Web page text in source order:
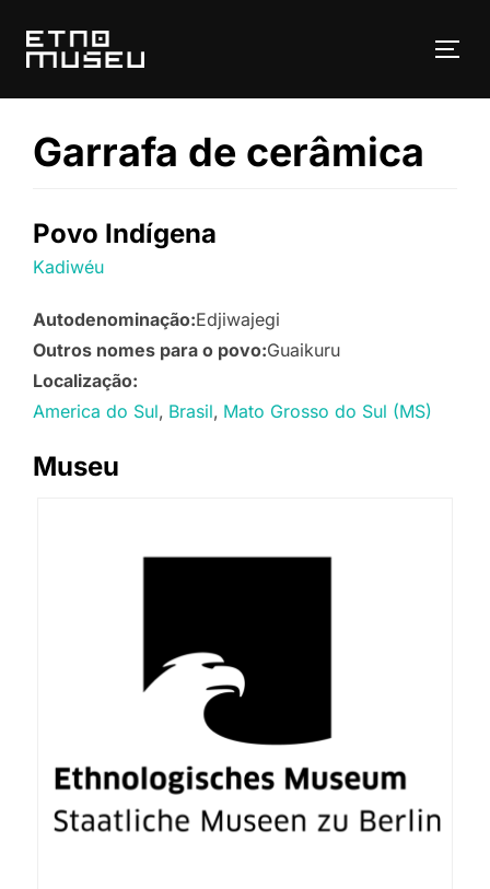
para
Garrafa de cerâmica
Povo Indígena
Kadiwéu
Autodenominação:Edjiwajegi
Outros nomes para o povo:Guaikuru
Localização:
America do Sul Brasil Mato Grosso do Sul (MS)
Museu